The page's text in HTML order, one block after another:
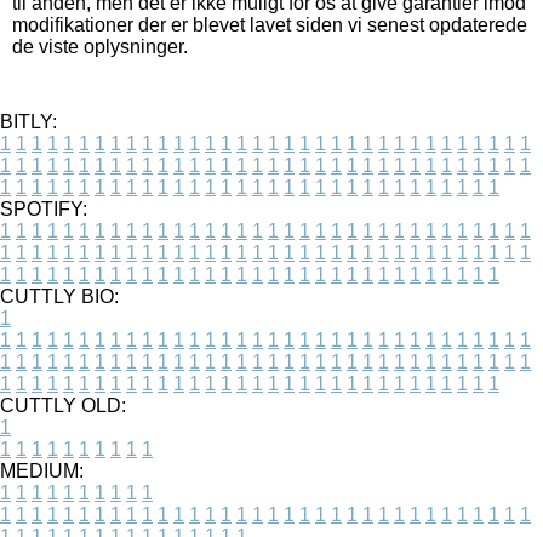
modifikationer der er blevet lavet siden vi senest opdaterede
de viste oplysninger.
BITLY:
1 1 1 1 1 1 1 1 1 1 1 1 1 1 1 1 1 1 1 1 1 1 1 1 1 1 1 1 1 1 1 1 1 1
1 1 1 1 1 1 1 1 1 1 1 1 1 1 1 1 1 1 1 1 1 1 1 1 1 1 1 1 1 1 1 1 1 1
1 1 1 1 1 1 1 1 1 1 1 1 1 1 1 1 1 1 1 1 1 1 1 1 1 1 1 1 1 1 1 1
SPOTIFY:
1 1 1 1 1 1 1 1 1 1 1 1 1 1 1 1 1 1 1 1 1 1 1 1 1 1 1 1 1 1 1 1 1 1
1 1 1 1 1 1 1 1 1 1 1 1 1 1 1 1 1 1 1 1 1 1 1 1 1 1 1 1 1 1 1 1 1 1
1 1 1 1 1 1 1 1 1 1 1 1 1 1 1 1 1 1 1 1 1 1 1 1 1 1 1 1 1 1 1 1
CUTTLY BIO:
1
1 1 1 1 1 1 1 1 1 1 1 1 1 1 1 1 1 1 1 1 1 1 1 1 1 1 1 1 1 1 1 1 1 1
1 1 1 1 1 1 1 1 1 1 1 1 1 1 1 1 1 1 1 1 1 1 1 1 1 1 1 1 1 1 1 1 1 1
1 1 1 1 1 1 1 1 1 1 1 1 1 1 1 1 1 1 1 1 1 1 1 1 1 1 1 1 1 1 1 1
CUTTLY OLD:
1
1 1 1 1 1 1 1 1 1 1
MEDIUM:
1 1 1 1 1 1 1 1 1 1
1 1 1 1 1 1 1 1 1 1 1 1 1 1 1 1 1 1 1 1 1 1 1 1 1 1 1 1 1 1 1 1 1 1